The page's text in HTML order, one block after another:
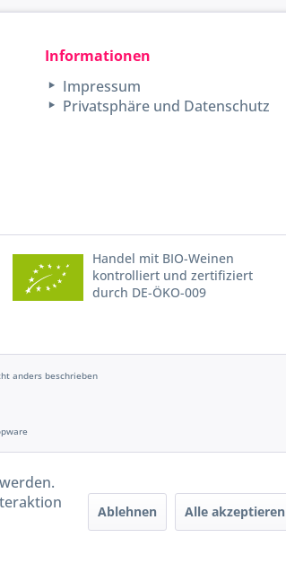
Informationen
Impressum
Privatsphäre und Datenschutz
Handel mit BIO-Weinen
kontrolliert und zertifiziert
durch DE-ÖKO-009
anders beschrieben
Ablehnen Alle akzeptieren